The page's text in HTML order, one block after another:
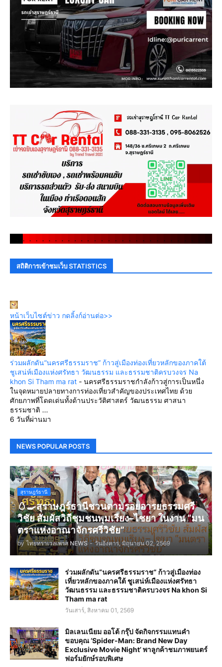
. . . . . . . . . . . . . . . . . . . . . . . . . .
สถิติการเข้าชมเว็บ STATISTICS
หน้าเว็บไซต์ข่าว กดลิ้งก์อ่านต่อ>>
ร่วมผลักดัน“นครศรีธรรมราช” ก้าวสู่เมืองท่องเที่ยวหลักของภาคใต้
ชูเสน่ห์เมืองแห่งศรัทธา วัฒนธรรม และธรรมชาติครบวงจร Na
khon Si Tham ma rat - นครศรีธรรมราชกำลังก้าวสู่การเป็นหนึ่ง
ในจุดหมายปลายทางการท่องเที่ยวสำคัญของประเทศไทย ด้วย
ศักยภาพที่โดดเด่นทั้งด้านประวัติศาสตร์ วัฒนธรรม ศาสนา
ธรรมชาติ ...
6 วันที่ผ่านมา
NEWS POPULAR POSTS
สุราษฎร์ธานี
🥚🍳สุราษฎร์ธานีชวนตามรอยอารยธรรมศรี
วิชัย สัมผัสวิถีชุมชนพุมเรียง–ไชยา ในงาน “มน
ตราแห่งอาณาจักรศรีวิชัย”
by ไทยทราเวลเพรส NEWS - วันอังคาร, มิถุนายน 02, 2569
ร่วมผลักดัน“นครศรีธรรมราช” ก้าวสู่เมืองท่อง
เที่ยวหลักของภาคใต้ ชูเสน่ห์เมืองแห่งศรัทธา
วัฒนธรรม และธรรมชาติครบวงจร Na khon Si
Tham ma rat
วันเสาร์, สิงหาคม 01, 2569
มิลเลนเนียม ออโต้ กรุ๊ป จัดกิจกรรมแทนคำ
ขอบคุณ ‘Spider-Man: Brand New Day
Exclusive Movie Night’ พาลูกค้าชมภาพยนตร์
ฟอร์มยักษ์รอบพิเศษ